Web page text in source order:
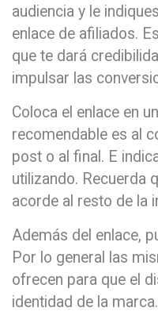
audiencia y le
enlace de afiliados.
que te dará
impulsar las
Coloca el enlace en
recomendable es al
post o al final. E
utilizando. Recuerda
acorde al resto de la
Además del enlace,
Por lo general las
ofrecen para que el
identidad de la marca.